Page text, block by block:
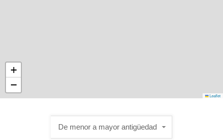
+
−
Leaflet
De menor a mayor antigüedad